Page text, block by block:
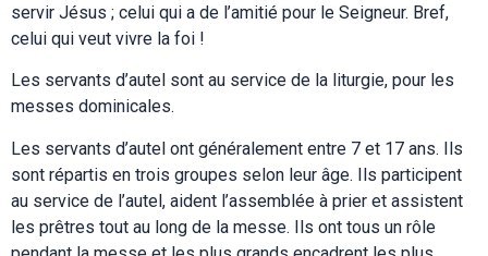
servir Jésus ; celui qui a de l’amitié pour le Seigneur. Bref,
celui qui veut vivre la foi !
Les servants d’autel sont au service de la liturgie, pour les
messes dominicales.
Les servants d’autel ont généralement entre 7 et 17 ans. Ils
sont répartis en trois groupes selon leur âge. Ils participent
au service de l’autel, aident l’assemblée à prier et assistent
les prêtres tout au long de la messe. Ils ont tous un rôle